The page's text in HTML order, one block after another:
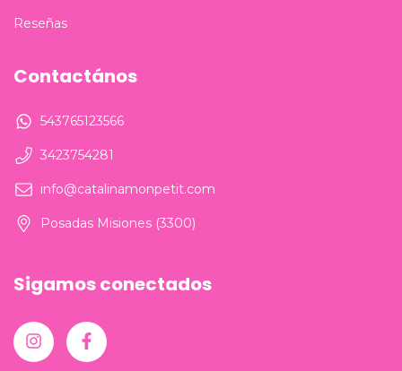
Reseñas
Contactános
543765123566
3423754281
info@catalinamonpetit.com
Posadas Misiones (3300)
Sigamos conectados